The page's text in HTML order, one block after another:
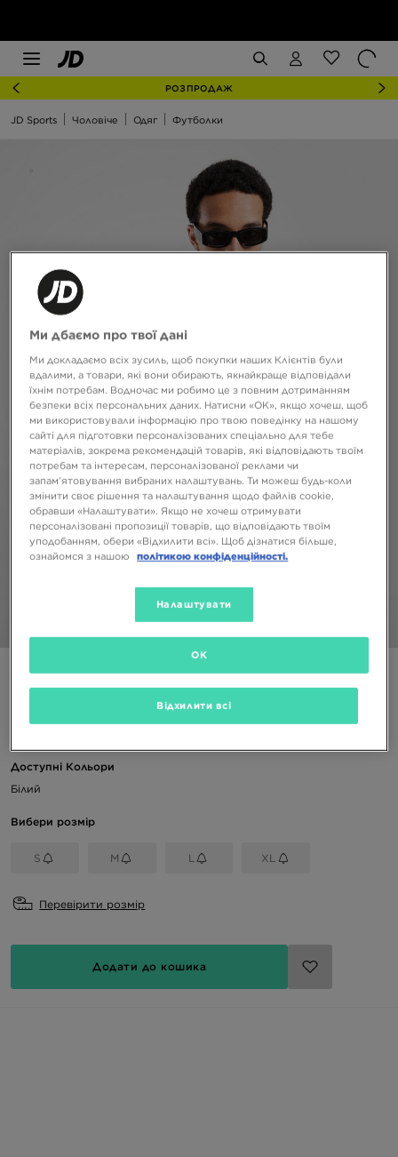
РОЗПРОДАЖ
JD Sports Чоловіче Одяг Футболки
JORDAN ФУТБОЛКА M J CITY 88 SS CREW
999 ГРН
Доступні Кольори
Білий
Вибери розмір
S M L XL
Перевірити розмір
Додати до кошика
Ми дбаємо про твої дані
Ми докладаємо всіх зусиль, щоб покупки наших Клієнтів були
вдалими, а товари, які вони обирають, якнайкраще відповідали
їхнім потребам. Водночас ми робимо це з повним дотриманням
безпеки всіх персональних даних. Натисни «OK», якщо хочеш, щоб
ми використовували інформацію про твою поведінку на нашому
сайті для підготовки персоналізованих спеціально для тебе
матеріалів, зокрема рекомендацій товарів, які відповідають твоїм
потребам та інтересам, персоналізованої реклами чи
запам’ятовування вибраних налаштувань. Ти можеш будь-коли
змінити своє рішення та налаштування щодо файлів cookie,
обравши «Налаштувати». Якщо не хочеш отримувати
персоналізовані пропозиції товарів, що відповідають твоїм
уподобанням, обери «Відхилити всі». Щоб дізнатися більше,
ознайомся з нашою
політикою конфіденційності.
Налаштувати
Відхилити всі
OK